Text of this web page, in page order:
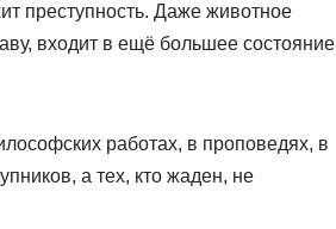
преступность. Даже животное
входит в ещё большее состояние
работах, в проповедях, в
а тех, кто жаден, не